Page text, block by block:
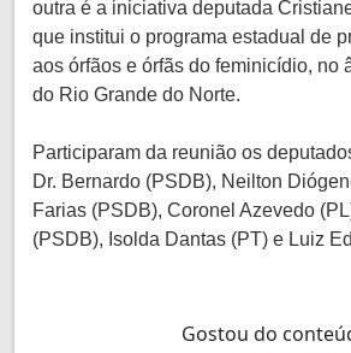
outra é a iniciativa deputada
que institui o programa estadual de
aos órfãos e órfãs do feminicídio, no
do Rio Grande do Norte.
Participaram da reunião os
Dr. Bernardo (PSDB), Neilton
Farias (PSDB), Coronel Azevedo
(PSDB), Isolda Dantas (PT) e Luiz
Gostou do